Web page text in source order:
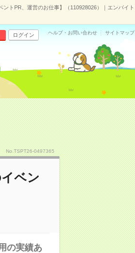
トPR、運営のお仕事】（110928026）｜エンバイト
ログイン ヘルプ・お問い合わせ サイトマップ
No.TSPT26-0497365
ベン
の実績あ